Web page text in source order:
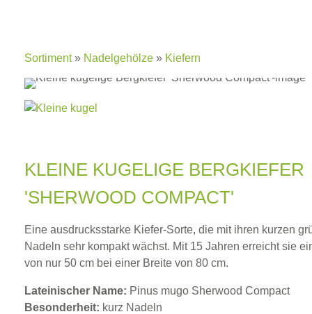
Sortiment Nadelgehölze Kiefern
KLEINE KUGELIGE BERGKIEFER
'SHERWOOD COMPACT'
Eine ausdrucksstarke Kiefer-Sorte, die mit ihren kurzen
Nadeln sehr kompakt wächst. Mit 15 Jahren erreicht sie
von nur 50 cm bei einer Breite von 80 cm.
Lateinischer Name: Pinus mugo Sherwood Compact
Besonderheit: kurz Nadeln